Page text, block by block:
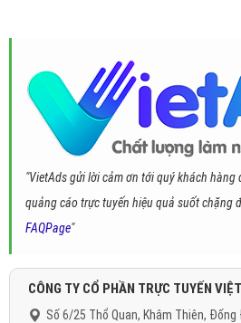
"VietAds gửi lời cảm ơn tới quý khách
quảng cáo trực tuyến hiệu quả suốt chặng
FAQPage"
CÔNG TY CỔ PHẦN TRỰC TUYẾN
Số 6/25 Thổ Quan, Khâm Thiên, Đống